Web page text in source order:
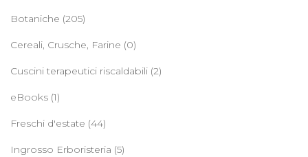
Botaniche (205)
Cereali, Crusche, Farine (0)
Cuscini terapeutici riscaldabili (2)
eBooks (1)
Freschi d'estate (44)
Ingrosso Erboristeria (5)